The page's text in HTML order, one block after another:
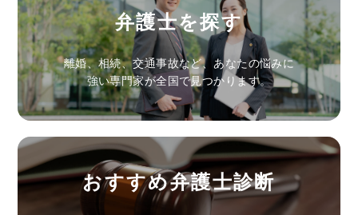
弁護士を探す
離婚、相続、交通事故など、あなたの悩みに
強い専門家が全国で見つかります。
おすすめ弁護士診断